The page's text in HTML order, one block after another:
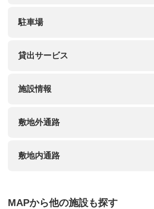
駐車場
貸出サービス
施設情報
敷地外通路
敷地内通路
MAPから他の施設も探す